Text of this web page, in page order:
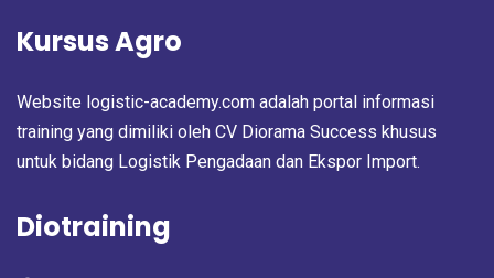
Kursus Agro
Website logistic-academy.com adalah portal informasi
training yang dimiliki oleh CV Diorama Success khusus
untuk bidang Logistik Pengadaan dan Ekspor Import.
Diotraining